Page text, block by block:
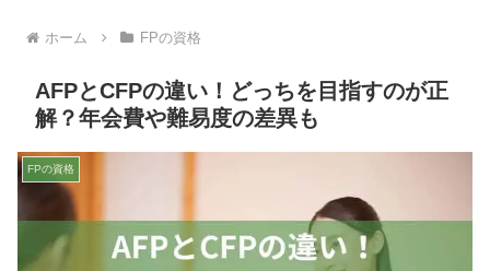
ホーム FPの資格
AFPとCFPの違い！どっちを目指すのが正
解？年会費や難易度の差異も
FPの資格